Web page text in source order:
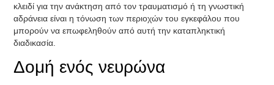
κλειδί για την ανάκτηση από τον τραυματισμό ή τη γνωστική
αδράνεια είναι η τόνωση των περιοχών του εγκεφάλου που
μπορούν να επωφεληθούν από αυτή την καταπληκτική
διαδικασία.
Δομή ενός νευρώνα